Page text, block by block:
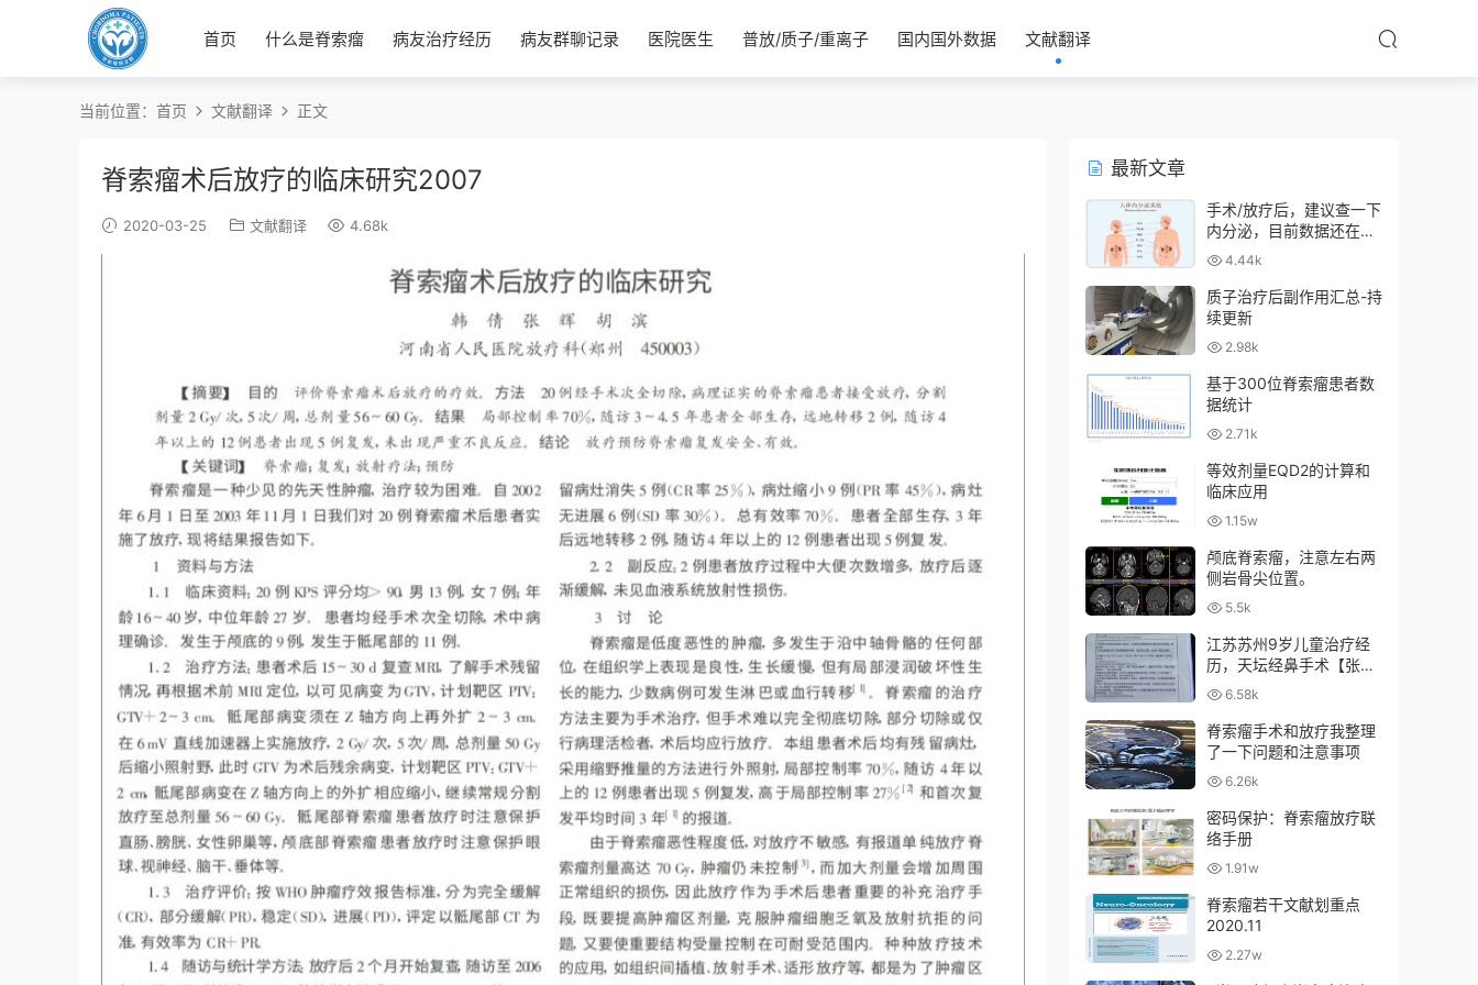
首页 什么是脊索瘤 病友治疗经历 病友群聊记录 医院医生 普放/质子/重离子 国内国外数据 文献翻译
当前位置： 首页 文献翻译 正文
脊索瘤术后放疗的临床研究2007
2020-03-25 文献翻译 4.68k
最新文章
手术/放疗后，建议查一下
内分泌，目前数据还在收
集中4.44k
质子治疗后副作用汇总-持
续更新
2.98k
基于300位脊索瘤患者数
据统计
2.71k
等效剂量EQD2的计算和
临床应用
1.15w
颅底脊索瘤，注意左右两
侧岩骨尖位置。
5.5k
江苏苏州9岁儿童治疗经
历，天坛经鼻手术【张亚
卓】+日本筑波质子
6.58k
脊索瘤手术和放疗我整理
了一下问题和注意事项
6.26k
密码保护：脊索瘤放疗联
络手册
1.91w
脊索瘤若干文献划重点
2020.11
2.27w